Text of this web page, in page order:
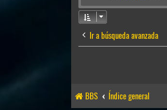
Ir a búsqueda avanzada
BBS Índice general